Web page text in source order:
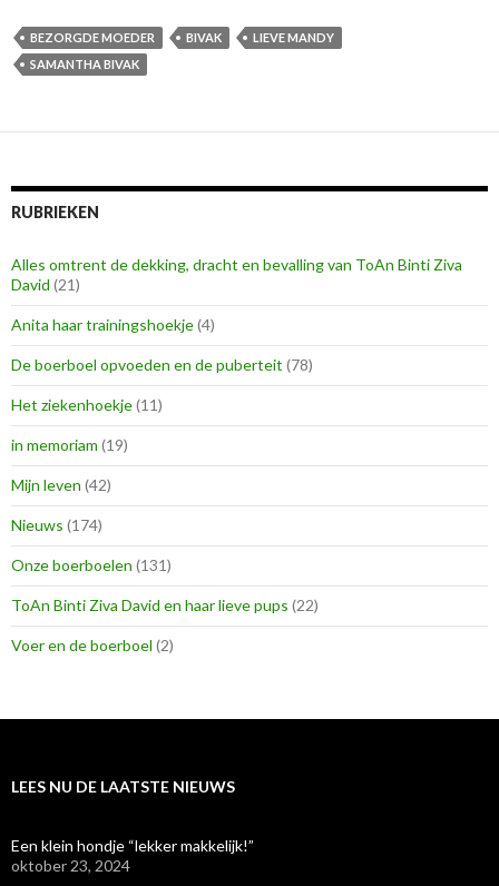
BEZORGDE MOEDER BIVAK
LIEVE MANDY
SAMANTHA BIVAK
RUBRIEKEN
Alles omtrent de dekking, dracht en bevalling van ToAn Binti Ziva
David (21)
Anita haar trainingshoekje(4)
De boerboel opvoeden en de puberteit (78)
Het ziekenhoekje(11)
in memoriam (19)
Mijn leven (42)
Nieuws (174)
Onze boerboelen (131)
ToAn Binti Ziva David en haar lieve pups (22)
Voer en de boerboel (2)
LEES NU DE LAATSTE NIEUWS
Een klein hondje “lekker makkelijk!”
oktober 23, 2024